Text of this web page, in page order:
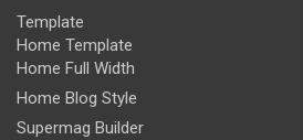
Template
Home Template
Home Full Width
Home Blog Style
Supermag Builder